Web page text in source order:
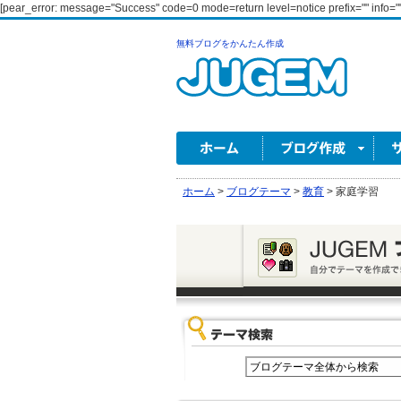
[pear_error: message="Success" code=0 mode=return level=notice prefix=""
無料ブログをかんたん作成
ホーム > ブログテーマ > 教育 > 家庭学習